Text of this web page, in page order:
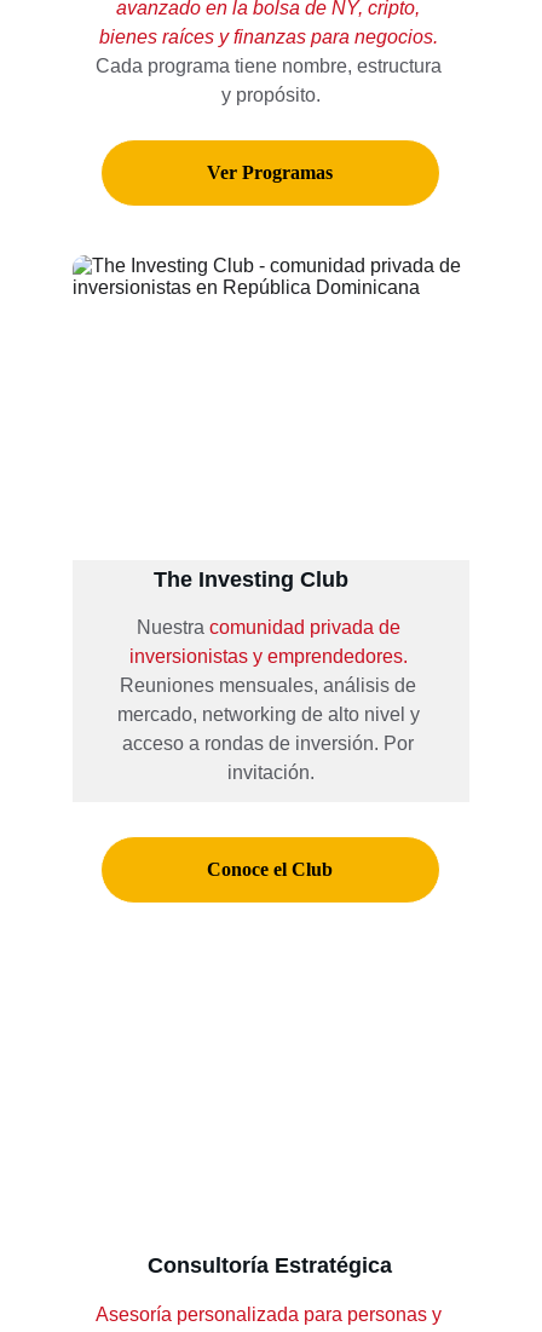
avanzado en la bolsa de NY, cripto,
bienes raíces y finanzas para negocios.
Cada programa tiene nombre, estructura
y propósito.
The Investing Club
Consultoría Estratégica
Nuestra comunidad privada de
inversionistas y emprendedores.
Reuniones mensuales, análisis de
mercado, networking de alto nivel y
acceso a rondas de inversión. Por
invitación.
Ver Programas
Asesoría personalizada para personas y
Conoce el Club